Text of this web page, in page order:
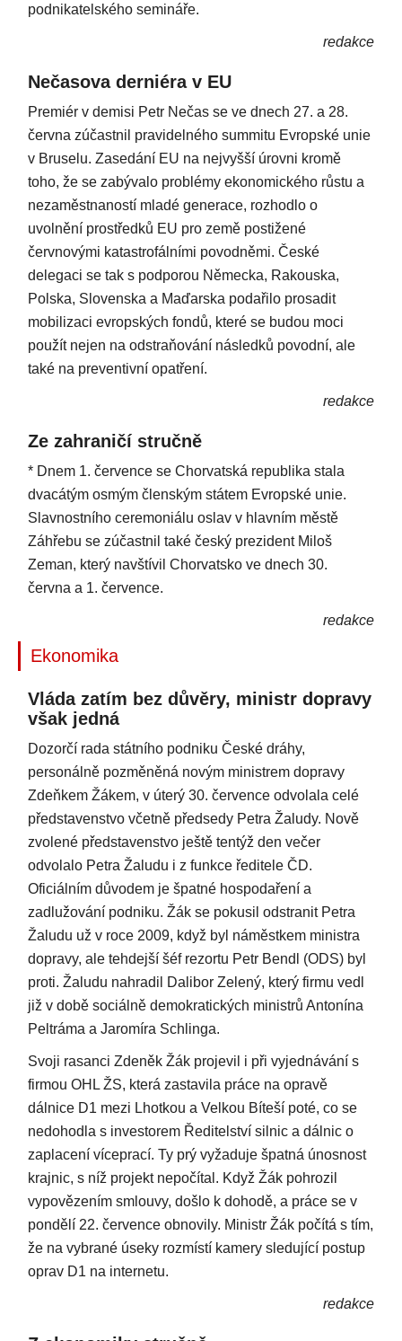
podnikatelského semináře.
redakce
Nečasova derniéra v EU
Premiér v demisi Petr Nečas se ve dnech 27. a 28.
června zúčastnil pravidelného summitu Evropské unie
v Bruselu. Zasedání EU na nejvyšší úrovni kromě
toho, že se zabývalo problémy ekonomického růstu a
nezaměstnaností mladé generace, rozhodlo o
uvolnění prostředků EU pro země postižené
červnovými katastrofálními povodněmi. České
delegaci se tak s podporou Německa, Rakouska,
Polska, Slovenska a Maďarska podařilo prosadit
mobilizaci evropských fondů, které se budou moci
použít nejen na odstraňování následků povodní, ale
také na preventivní opatření.
redakce
Ze zahraničí stručně
* Dnem 1. července se Chorvatská republika stala
dvacátým osmým členským státem Evropské unie.
Slavnostního ceremoniálu oslav v hlavním městě
Záhřebu se zúčastnil také český prezident Miloš
Zeman, který navštívil Chorvatsko ve dnech 30.
června a 1. července.
redakce
Ekonomika
Vláda zatím bez důvěry, ministr dopravy
však jedná
Dozorčí rada státního podniku České dráhy,
personálně pozměněná novým ministrem dopravy
Zdeňkem Žákem, v úterý 30. července odvolala celé
představenstvo včetně předsedy Petra Žaludy. Nově
zvolené představenstvo ještě tentýž den večer
odvolalo Petra Žaludu i z funkce ředitele ČD.
Oficiálním důvodem je špatné hospodaření a
zadlužování podniku. Žák se pokusil odstranit Petra
Žaludu už v roce 2009, když byl náměstkem ministra
dopravy, ale tehdejší šéf rezortu Petr Bendl (ODS) byl
proti. Žaludu nahradil Dalibor Zelený, který firmu vedl
již v době sociálně demokratických ministrů Antonína
Peltráma a Jaromíra Schlinga.
Svoji rasanci Zdeněk Žák projevil i při vyjednávání s
firmou OHL ŽS, která zastavila práce na opravě
dálnice D1 mezi Lhotkou a Velkou Bíteší poté, co se
nedohodla s investorem Ředitelství silnic a dálnic o
zaplacení víceprací. Ty prý vyžaduje špatná únosnost
krajnic, s níž projekt nepočítal. Když Žák pohrozil
vypovězením smlouvy, došlo k dohodě, a práce se v
pondělí 22. července obnovily. Ministr Žák počítá s tím,
že na vybrané úseky rozmístí kamery sledující postup
oprav D1 na internetu.
redakce